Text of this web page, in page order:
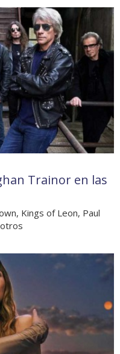
Trainor en las
Kings of Leon, Paul